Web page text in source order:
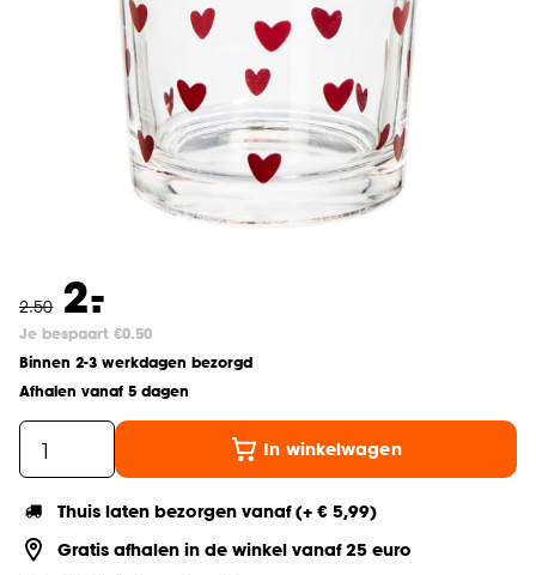
2.50 2.
-
Je bespaart €0.50
Binnen 2-3 werkdagen bezorgd
Afhalen vanaf 5 dagen
In winkelwagen
Thuis laten bezorgen vanaf (+ € 5,99)
Gratis afhalen in de winkel vanaf 25 euro